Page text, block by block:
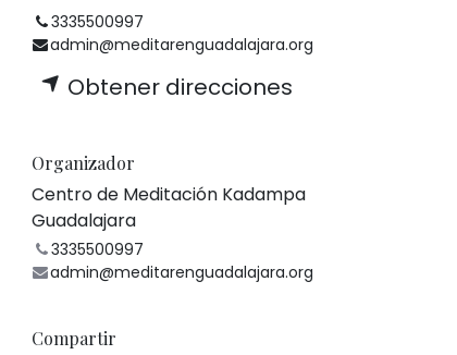
3335500997
admin@meditarenguadalajara.org
Obtener direcciones
Organizador
Centro de Meditación Kadampa
Guadalajara
3335500997
admin@meditarenguadalajara.org
Compartir